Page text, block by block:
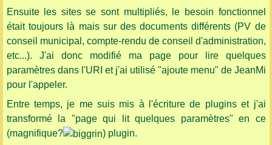
Ensuite les sites se sont multipliés, le besoin fonctionnel
était toujours là mais sur des documents différents (PV de
conseil municipal, compte-rendu de conseil d'administration,
etc...). J'ai donc modifié ma page pour lire quelques
paramètres dans l'URI et j'ai utilisé "ajoute menu" de JeanMi
pour l'appeler.
Entre temps, je me suis mis à l'écriture de plugins et j'ai
transformé la "page qui lit quelques paramètres" en ce
(magnifique?
) plugin.